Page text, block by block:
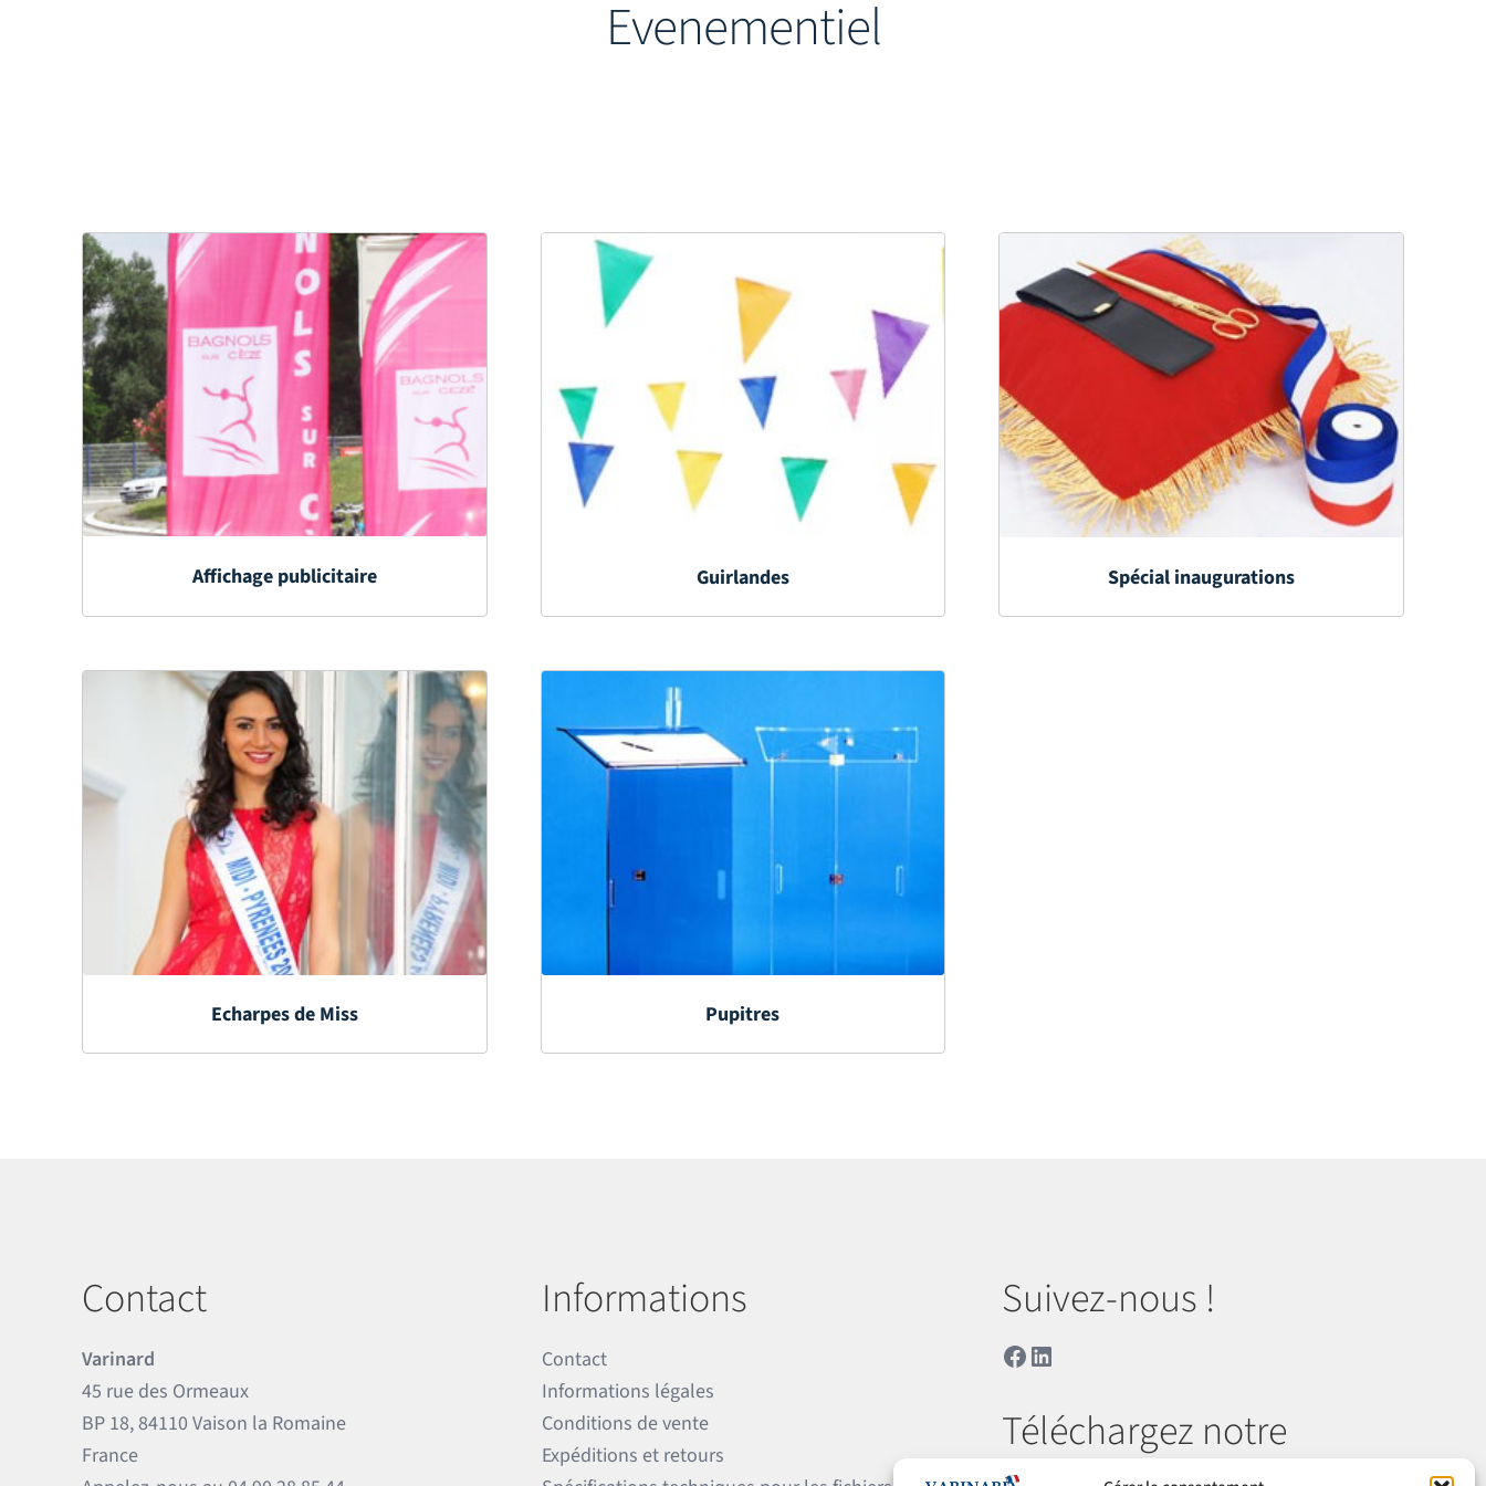
Evenementiel
Affichage publicitaire Guirlandes Spécial inaugurations
Echarpes de Miss Pupitres
Contact
Varinard
45 rue des Ormeaux
BP 18, 84110 Vaison la Romaine
France
Informations
Contact
Informations légales
Conditions de vente
Expéditions et retours
Suivez-nous !
Facebook
LinkedIn
Téléchargez notre